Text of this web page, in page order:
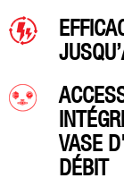
E
ACC
VASE
DÉBIT